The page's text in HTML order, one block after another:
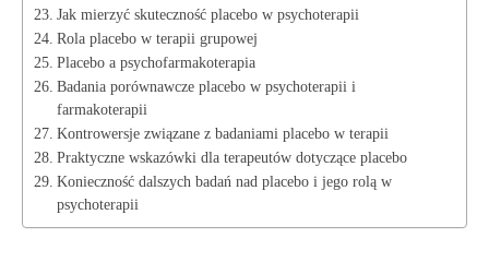
Jak mierzyć skuteczność placebo w psychoterapii
Rola placebo w terapii grupowej
Placebo a psychofarmakoterapia
Badania porównawcze placebo w psychoterapii i
farmakoterapii
Kontrowersje związane z badaniami placebo w terapii
Praktyczne wskazówki dla terapeutów dotyczące placebo
Konieczność dalszych badań nad placebo i jego rolą w
psychoterapii